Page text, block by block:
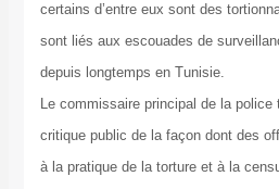
certains d’entre eux sont des
sont liés aux escouades de
depuis longtemps en Tunisie.
Le commissaire principal de la police
critique public de la façon dont des
à la pratique de la torture et à la